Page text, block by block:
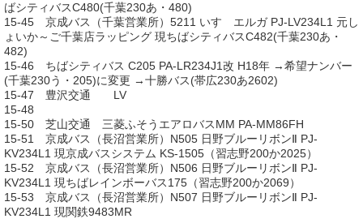
ばシティバスC480(千葉230あ・480)
15-45 京成バス（千葉営業所）5211 いすゞエルガ PJ-LV234L1 元し
ょいか～ご千葉店ラッピング 現ちばシティバスC482(千葉230あ・
482)
15-46 ちばシティバス C205 PA-LR234J1改 H18年 →希望ナンバー
(千葉230う・205)に変更 →十勝バス(帯広230あ2602)
15-47 豊沢交通 LV
15-48
15-50 芝山交通 三菱ふそうエアロバスMM PA-MM86FH
15-51 京成バス（長沼営業所）N505 日野ブルーリボンⅡ PJ-
KV234L1 現京成バスシステム KS-1505（習志野200か2025）
15-52 京成バス（長沼営業所）N506 日野ブルーリボンⅡ PJ-
KV234L1 現ちばレインボーバス175（習志野200か2069）
15-53 京成バス（長沼営業所）N507 日野ブルーリボンⅡ PJ-
KV234L1 現関鉄9483MR